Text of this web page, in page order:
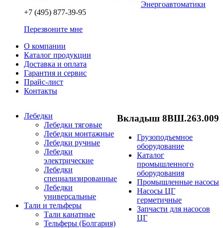
+7 (495) 877-39-95
Перезвоните мне
О компании
Каталог продукции
Доставка и оплата
Гарантия и сервис
Прайс-лист
Контакты
Лебедки
Лебедки тяговые
Лебедки монтажные
Лебедки ручные
Лебедки
электрические
Лебедки
специализированные
Лебедки
универсальные
Тали и тельферы
Тали канатные
Тельферы (Болгария)
Вкладыш 8ВШ.263.009
Грузоподъемное
оборудование
Каталог
промышленного
оборудования
Промышленные насосы
Насосы ЦГ
герметичные
Запчасти для насосов
ЦГ